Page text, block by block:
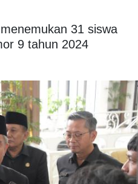
31 siswa
9 tahun 2024